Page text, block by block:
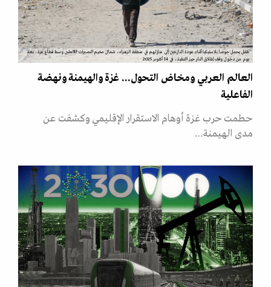
طفل يحمل حوضا بلاستيكيا أثناء عودة النازحين إلى منازلهم في منطقة الزهراء، شمال مخيم النصيرات للاجئين وسط قطاع غزة، بعد
يوم من دخول وقف إطلاق النار حيز التنفيذ، في 14 أكتوبر 2025
العالم العربي ومخاض التحول... غزة والهيمنة ونهضة
الفاعلية
حطمت حرب غزة أوهام الاستقرار الإقليمي وكشفت عن
مدى الهيمنة…